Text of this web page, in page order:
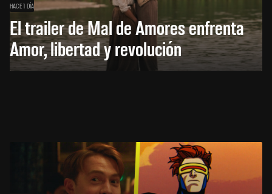
HACE 1 DÍA
El trailer de Mal de Amores enfrenta
Amor, libertad y revolución